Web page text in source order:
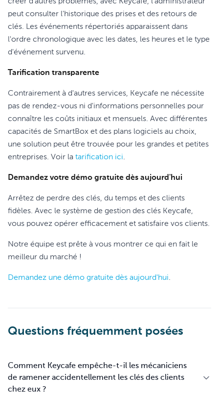
peut consulter l'historique des prises et des retours de
clés. Les événements répertoriés apparaissent dans
l'ordre chronologique avec les dates, les heures et le type
d'événement survenu.
Tarification transparente
Contrairement à d'autres services, Keycafe ne nécessite
pas de rendez-vous ni d'informations personnelles pour
connaître les coûts initiaux et mensuels. Avec différentes
capacités de SmartBox et des plans logiciels au choix,
une solution peut être trouvée pour les grandes et petites
entreprises. Voir la tarification ici.
Demandez votre démo gratuite dès aujourd'hui
Arrêtez de perdre des clés, du temps et des clients
fidèles. Avec le système de gestion des clés Keycafe,
vous pouvez opérer efficacement et satisfaire vos clients.
Notre équipe est prête à vous montrer ce qui en fait le
meilleur du marché !
Demandez une démo gratuite dès aujourd'hui.
Questions fréquemment posées
Comment Keycafe empêche-t-il les mécaniciens
de ramener accidentellement les clés des clients
chez eux ?